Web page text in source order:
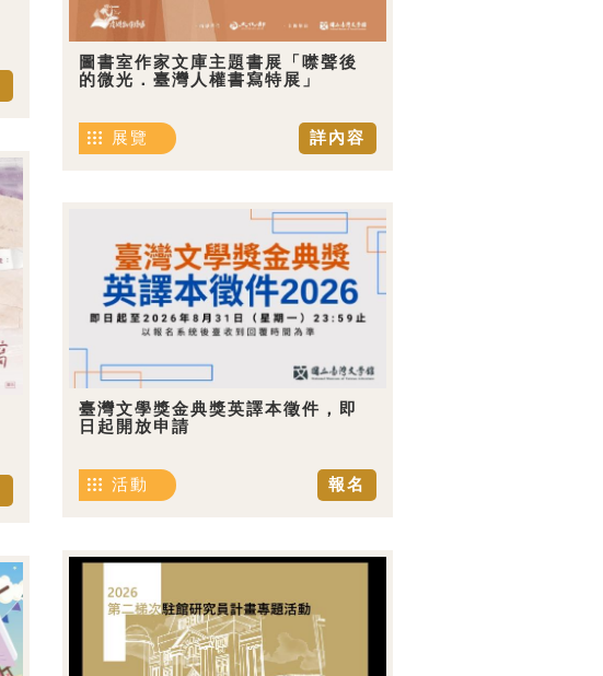
圖書室作家文庫主題書展「噤聲後
的微光．臺灣人權書寫特展」
詳內容
展覽
臺灣文學獎金典獎英譯本徵件，即
日起開放申請
報名
活動